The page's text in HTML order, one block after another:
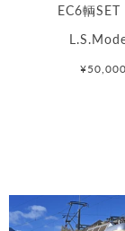
EC6輌SET
¥50,000